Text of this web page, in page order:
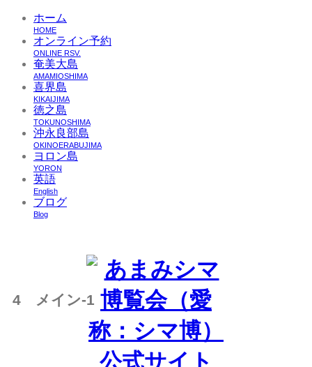
ホーム
HOME
オンライン予約
ONLINE RSV.
奄美大島
AMAMIOSHIMA
喜界島
KIKAIJIMA
徳之島
TOKUNOSHIMA
沖永良部島
OKINOERABUJIMA
ヨロン島
YORON
英語
English
ブログ
Blog
4 メイン-1